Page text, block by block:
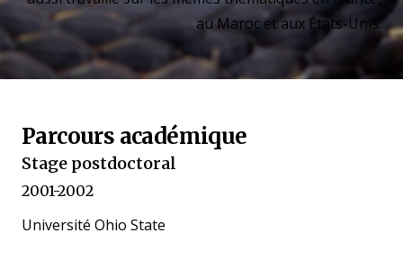
au Maroc et aux États-Unis.
Stage postdoctoral
2001-2002
Université Ohio State
Parcours académique